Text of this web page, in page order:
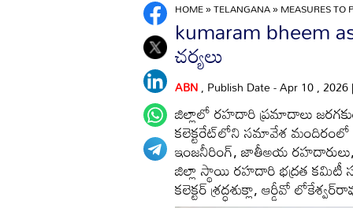
HOME»TELANGANA»MEASURES TO
kumaram bheem
చర్యలు
ABN, Publish Date - Apr 10 ,
జిల్లాలో రహదారి ప్రమాదాలు
కలెక్టరేట్‌లోని సమావేశ
ఇంజనీరింగ్‌, జాతీఅయ
జిల్లా స్థాయి రహదారి భద్రత కమిటీ
కలెక్టర్‌ శ్రద్ధశుక్లా, ఆర్డీవో